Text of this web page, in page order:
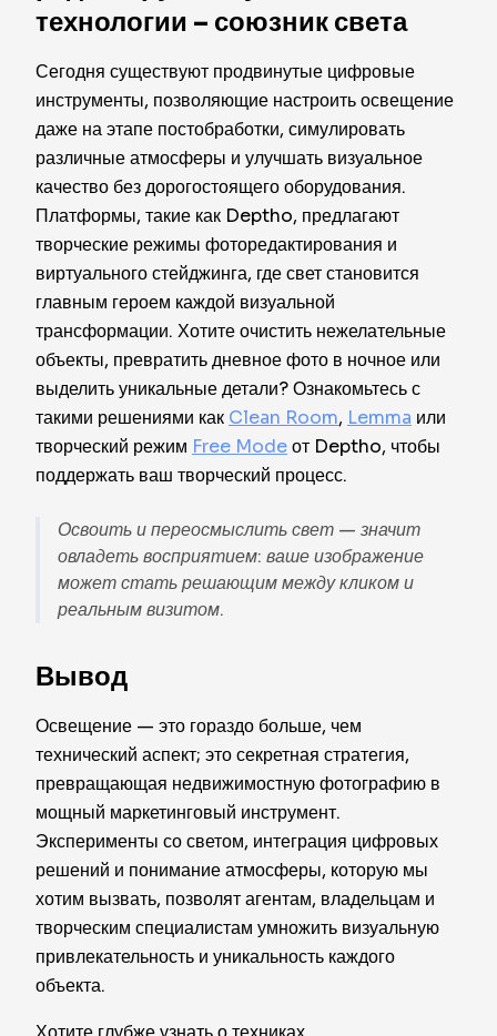
технологии – союзник света
Сегодня существуют продвинутые цифровые
инструменты, позволяющие настроить освещение
даже на этапе постобработки, симулировать
различные атмосферы и улучшать визуальное
качество без дорогостоящего оборудования.
Платформы, такие как Deptho, предлагают
творческие режимы фоторедактирования и
виртуального стейджинга, где свет становится
главным героем каждой визуальной
трансформации. Хотите очистить нежелательные
объекты, превратить дневное фото в ночное или
выделить уникальные детали? Ознакомьтесь с
такими решениями как Clean Room, Lemma или
творческий режим Free Modeот Deptho, чтобы
поддержать ваш творческий процесс.
Освоить и переосмыслить свет — значит
овладеть восприятием: ваше изображение
может стать решающим между кликом и
реальным визитом.
Вывод
Освещение — это гораздо больше, чем
технический аспект; это секретная стратегия,
превращающая недвижимостную фотографию в
мощный маркетинговый инструмент.
Эксперименты со светом, интеграция цифровых
решений и понимание атмосферы, которую мы
хотим вызвать, позволят агентам, владельцам и
творческим специалистам умножить визуальную
привлекательность и уникальность каждого
объекта.